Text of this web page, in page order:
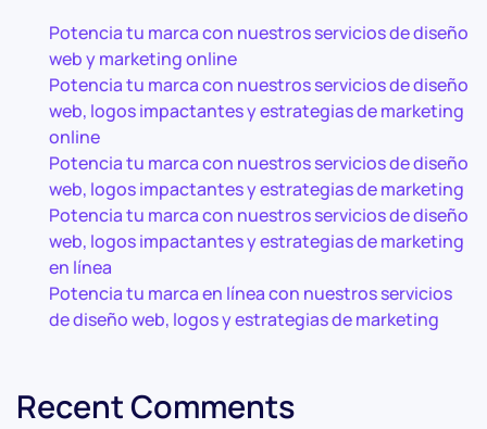
Potencia tu marca con nuestros servicios de diseño
web y marketing online
Potencia tu marca con nuestros servicios de diseño
web, logos impactantes y estrategias de marketing
online
Potencia tu marca con nuestros servicios de diseño
web, logos impactantes y estrategias de marketing
Potencia tu marca con nuestros servicios de diseño
web, logos impactantes y estrategias de marketing
en línea
Potencia tu marca en línea con nuestros servicios
de diseño web, logos y estrategias de marketing
Recent Comments